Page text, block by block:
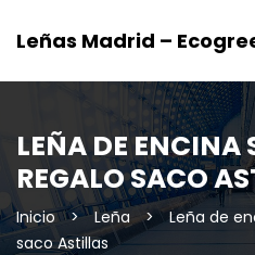
Leñas Madrid –
LEÑA DE ENCINA
REGALO SACO
Inicio > Leña >
Leña de
saco Astillas